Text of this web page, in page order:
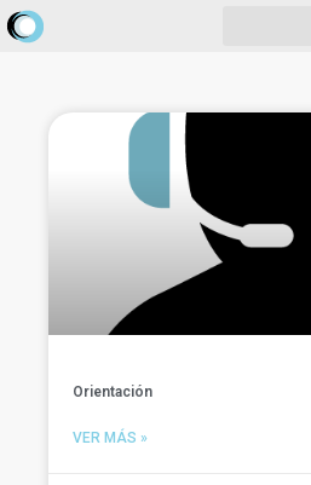
Orientación
VER MÁS »